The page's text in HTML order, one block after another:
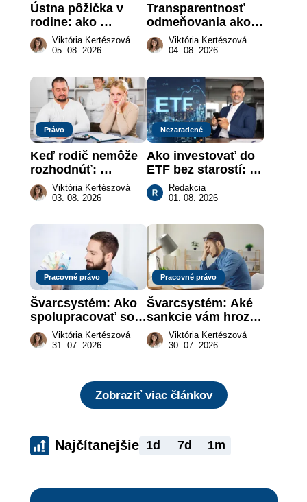
Ústna pôžička v
rodine: ako
vymôcť peniaze,
keď na papieri nie
Viktória Kertészová
05. 08. 2026
Transparentnosť
odmeňovania ako
právna povinnosť:
revolúcia na
práce
Viktória Kertészová
04. 08. 2026
Právo
Keď rodič nemôže
rozhodnúť:
nahradenie prejavu
vôle súdom v
Viktória Kertészová
03. 08. 2026
Nezaradené
Ako investovať do
ETF bez starostí:
Investičné plány,
ktoré urobia prácu
Redakcia
01. 08. 2026
Pracovné právo
Švarcsystém: Ako
spolupracovať so
živnostníkom
legálne a bez
Viktória Kertészová
31. 07. 2026
Pracovné právo
Švarcsystém: Aké
sankcie vám hrozia
a prečo nestačí
zaplatiť pokutu?
Viktória Kertészová
30. 07. 2026
Zobraziť viac článkov
Najčítanejšie 1d 7d 1m